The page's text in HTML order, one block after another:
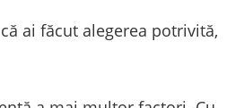
ai făcut alegerea potrivită,